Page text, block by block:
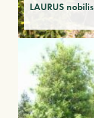
LAURUS nobilis